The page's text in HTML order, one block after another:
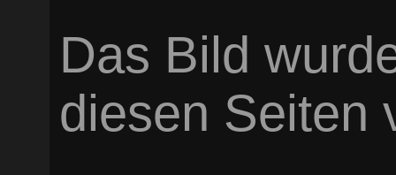
Das Bild
diesen Seiten